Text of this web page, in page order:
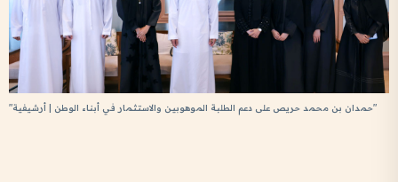
"حمدان بن محمد حريص على دعم الطلبة الموهوبين والاستثمار في أبناء الوطن | أرشيفية"